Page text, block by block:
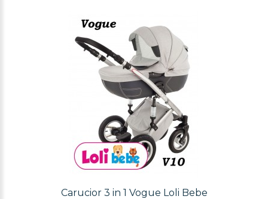
Carucior 3 in 1 Vogue Loli Bebe